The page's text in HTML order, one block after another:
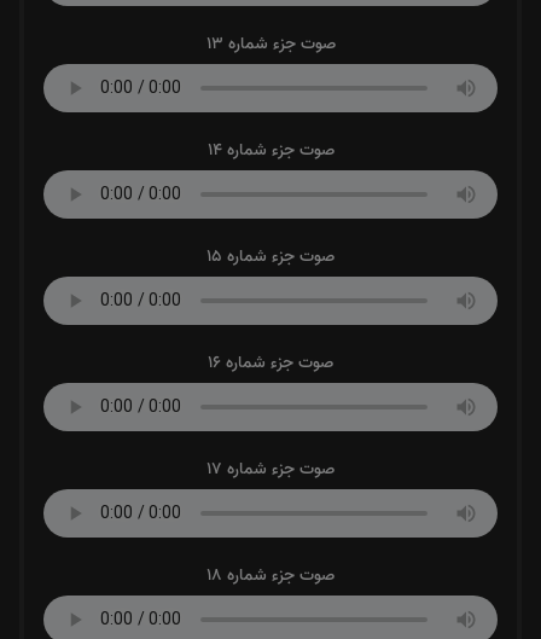
صوت جزء شماره 13
صوت جزء شماره 14
صوت جزء شماره 15
صوت جزء شماره 16
صوت جزء شماره 17
صوت جزء شماره 18